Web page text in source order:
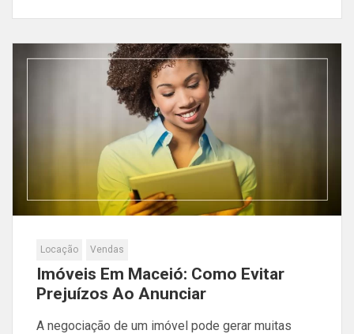
Locação Vendas
Imóveis Em Maceió: Como Evitar
Prejuízos Ao Anunciar
A negociação de um imóvel pode gerar muitas